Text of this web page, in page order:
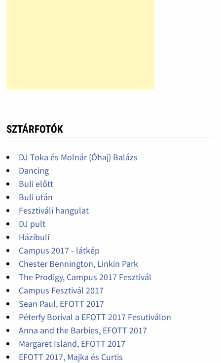
SZTÁRFOTÓK
DJ Toka és Molnár (Óhaj) Balázs
Dancing
Buli előtt
Buli után
Fesztiváli hangulat
DJ pult
Házibuli
Campus 2017 - látkép
Chester Bennington, Linkin Park
The Prodigy, Campus 2017 Fesztivál
Campus Fesztivál 2017
Sean Paul, EFOTT 2017
Péterfy Borival a EFOTT 2017 Fesutiválon
Anna and the Barbies, EFOTT 2017
Margaret Island, EFOTT 2017
EFOTT 2017, Majka és Curtis